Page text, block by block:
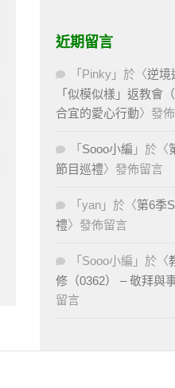
近期留言
「 Pinky 」於〈逆境
「似模似樣」返教會
合宜的愛心行動〉發
「 Sooo小編 」於〈
節目巡禮〉發佈留言
「 yan 」於〈第6季
禮〉發佈留言
「 Sooo小編 」於〈
修（0362） – 敬拜與
留言